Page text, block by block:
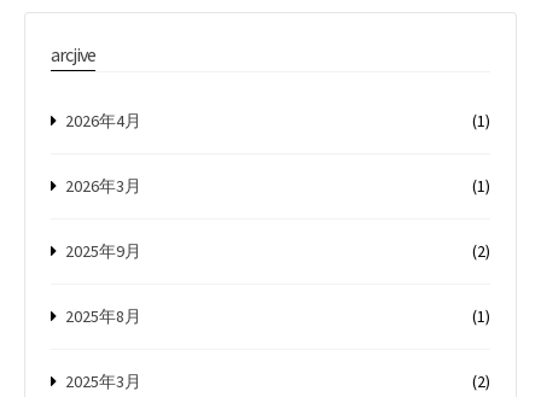
arcjive
2026年4月 (1)
2026年3月 (1)
2025年9月 (2)
2025年8月 (1)
2025年3月 (2)